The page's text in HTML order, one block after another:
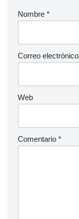
Nombre *
Correo electrónico
Web
Comentario *